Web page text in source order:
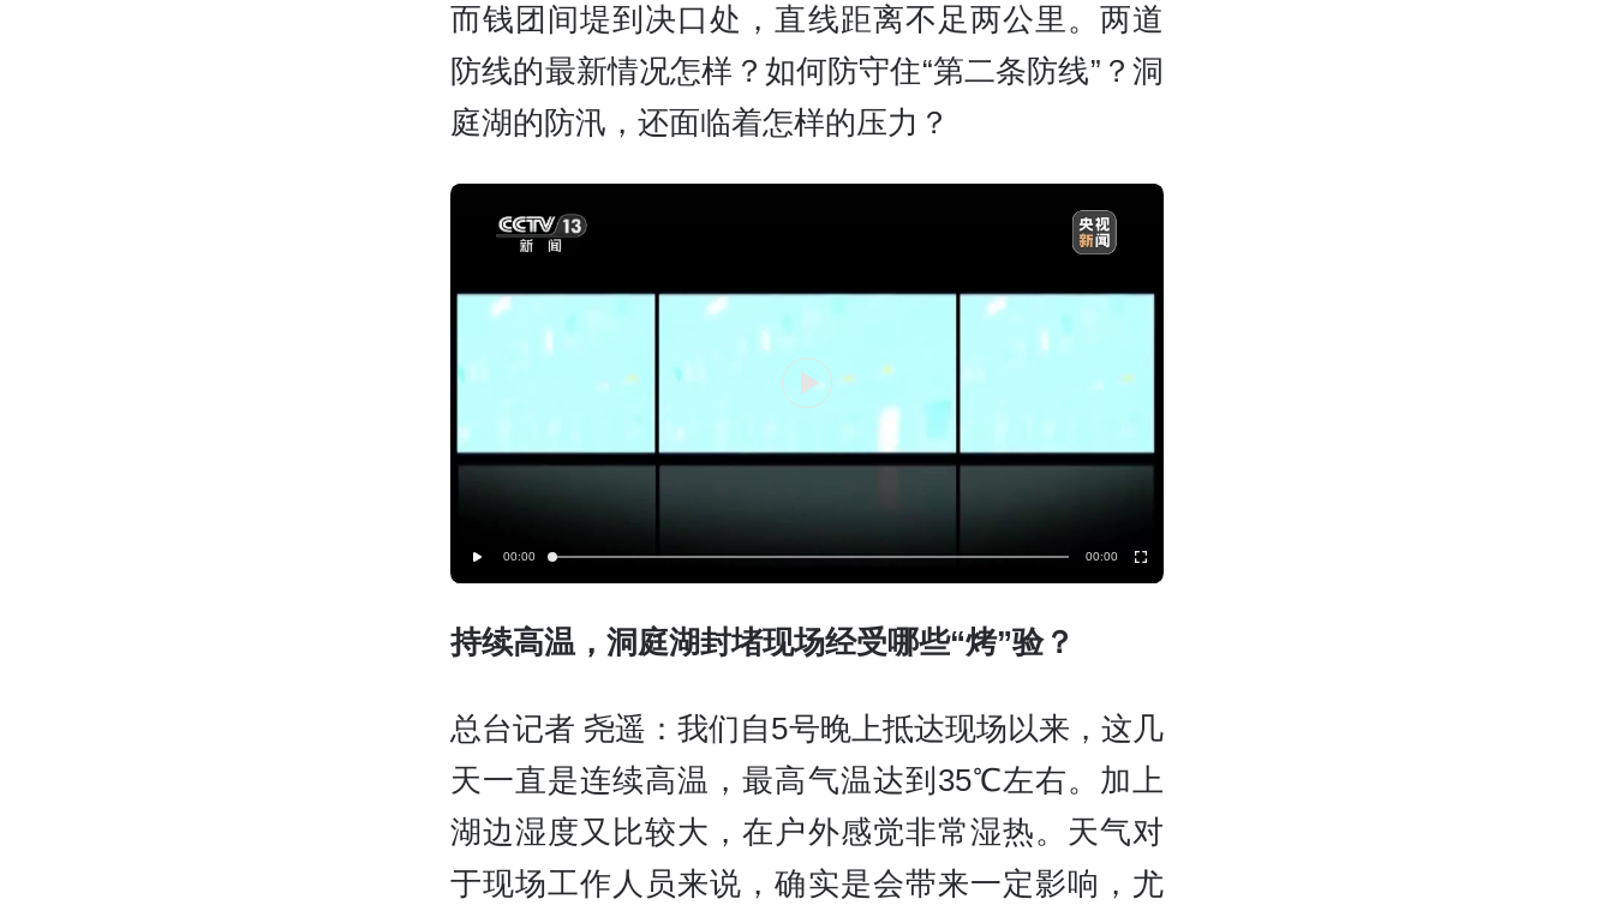
而钱团间堤到决口处，直线距离不足两公里。两道
防线的最新情况怎样？如何防守住“第二条防线”？洞
庭湖的防汛，还面临着怎样的压力？
00:00 00:00
持续高温，洞庭湖封堵现场经受哪些“烤”验？
总台记者 尧遥：我们自5号晚上抵达现场以来，这几
天一直是连续高温，最高气温达到35℃左右。加上
湖边湿度又比较大，在户外感觉非常湿热。天气对
于现场工作人员来说，确实是会带来一定影响，尤